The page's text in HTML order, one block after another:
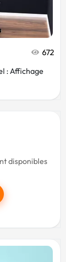
672
: Affichage
disponibles